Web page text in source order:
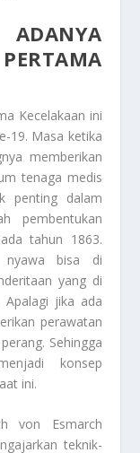
Kecelakaan ini
19. Masa ketika
memberikan
tenaga medis
penting dalam
pembentukan
tahun 1863.
nyawa bisa di
yang di
Apalagi jika ada
perawatan
Sehingga
konsep
ini.
von Esmarch
teknik-